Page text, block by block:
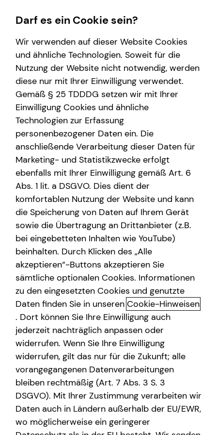
Betriebliche Altersvorsorge
Arbeitnehmende
Unternehmen
Anforderungen für Unrternehmen
bAV-Bausteine für Unternehmen
Wissenswertes
Interview
Über mich
Über tecis
Podcast
teamzukunft
Finanzberatung
Videoberatung
Spezialisten-Netzwerk
Private Krankenvorsorge
Investment
Kapitalanlage Immobilien
Altersvorsorge
Gewerbliche Versicherungen
Arbeitskraftabsicherung
Kindervorsorge
Sach- und Vermögenssicherung
Immobilienfinanzierung
Expat
Service
Kundenportal
Schadenabwicklung
Kindervorsorge: Finanzielle
Sicherheit für dein Kind
Als Elternteil möchtest du deinen Kindern nicht nur Liebe
und Geborgenheit, sondern auch finanzielle Sicherheit für
die Zukunft bieten. Durch kluge Vorsorge lassen sich
Risiken absichern und wertvolle finanzielle Freiräume
schaffen.
Schutz vor Risiken: Wichtige
Versicherungen für dein Kind
Haftpflichtversicherung – Schutz vor unerwarteten
Schäden
Darf es ein Cookie sein?
Wir verwenden auf dieser Website Cookies
und ähnliche Technologien. Soweit für die
Nutzung der Website nicht notwendig, werden
diese nur mit Ihrer Einwilligung verwendet.
Gemäß § 25 TDDDG setzen wir mit Ihrer
Einwilligung Cookies und ähnliche
Technologien zur Erfassung
personenbezogener Daten ein. Die
anschließende Verarbeitung dieser Daten für
Marketing- und Statistikzwecke erfolgt
ebenfalls mit Ihrer Einwilligung gemäß Art. 6
Abs. 1 lit. a DSGVO. Dies dient der
komfortablen Nutzung der Website und kann
die Speicherung von Daten auf Ihrem Gerät
sowie die Übertragung an Drittanbieter (z.B.
bei eingebetteten Inhalten wie YouTube)
beinhalten. Durch Klicken des „Alle
akzeptieren“-Buttons akzeptieren Sie
sämtliche optionalen Cookies. Informationen
zu den eingesetzten Cookies und genutzte
Daten finden Sie in unseren Cookie-Hinweisen
. Dort können Sie Ihre Einwilligung auch
jederzeit nachträglich anpassen oder
widerrufen. Wenn Sie Ihre Einwilligung
widerrufen, gilt das nur für die Zukunft; alle
vorangegangenen Datenverarbeitungen
bleiben rechtmäßig (Art. 7 Abs. 3 S. 3
DSGVO). Mit Ihrer Zustimmung verarbeiten wir
Daten auch in Ländern außerhalb der EU/EWR,
wo möglicherweise ein geringerer